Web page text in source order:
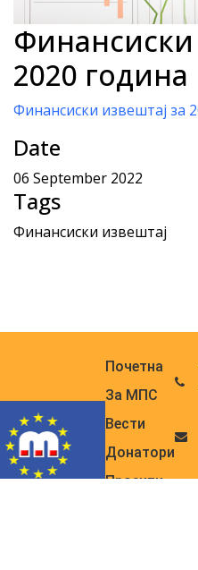
Финансиски
2020 година
Финансиски извештај за
Date
06 September 2022
Tags
Финансиски извештај
Почетна
За МПС
Вести
Донатори
Проекти